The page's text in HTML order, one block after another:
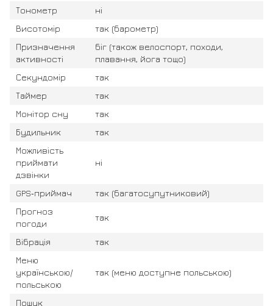
Тонометр
ні
Висотомір
так (барометр)
Призначення
активності
біг (також велоспорт, походи,
плавання, йога тощо)
Секундомір
так
Таймер
так
Монітор сну
так
Будильник
так
Можливість
приймати
дзвінки
ні
GPS‑приймач
так (багатосупутниковий)
Прогноз
погоди
так
Вібрація
так
Меню
українською/
польською
так (меню доступне польською)
Пошук